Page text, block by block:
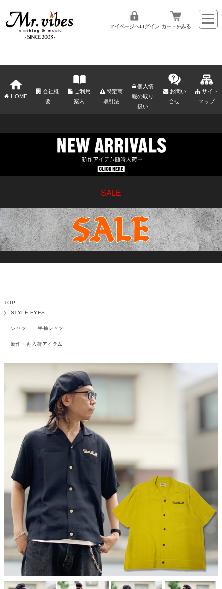
マイページへログイン カートをみる
HOME
会社概
要
ご利用
案内
特定商
取引法
個人情
報の取り
扱い
お問い
合せ
サイト
マップ
SALE
TOP
STYLE EYES
シャツ 半袖シャツ
新作・再入荷アイテム